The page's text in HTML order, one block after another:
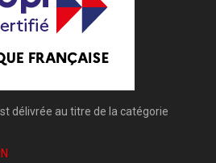
délivrée au titre de la catégorie